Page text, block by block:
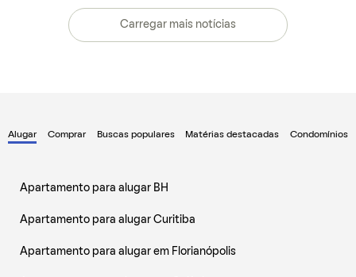
Carregar mais notícias
Alugar Comprar Buscas populares Matérias destacadas Condomínios
Apartamento para alugar BH
Apartamento para alugar Curitiba
Apartamento para alugar em Florianópolis